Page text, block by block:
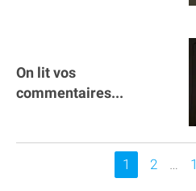
On lit vos
commentaires...
Vous êtes
1 2 …